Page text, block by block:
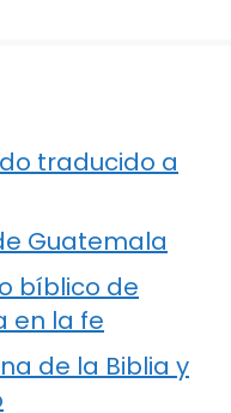
traducido a
Guatemala
bíblico de
en la fe
de la Biblia y